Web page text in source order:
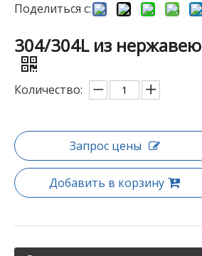
Поделиться с:
304/304L из
Количество:
Запрос цены
Добавить в корзину